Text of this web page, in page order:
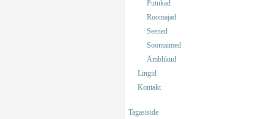
Putukad
Roomajad
Seened
Soontaimed
Ämblikud
Lingid
Kontakt
Tagasiside